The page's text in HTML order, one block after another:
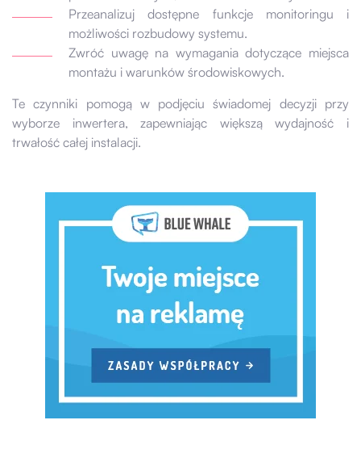
Przeanalizuj dostępne funkcje monitoringu i
możliwości rozbudowy systemu.
Zwróć uwagę na wymagania dotyczące miejsca
montażu i warunków środowiskowych.
Te czynniki pomogą w podjęciu świadomej decyzji przy
wyborze inwertera, zapewniając większą wydajność i
trwałość całej instalacji.